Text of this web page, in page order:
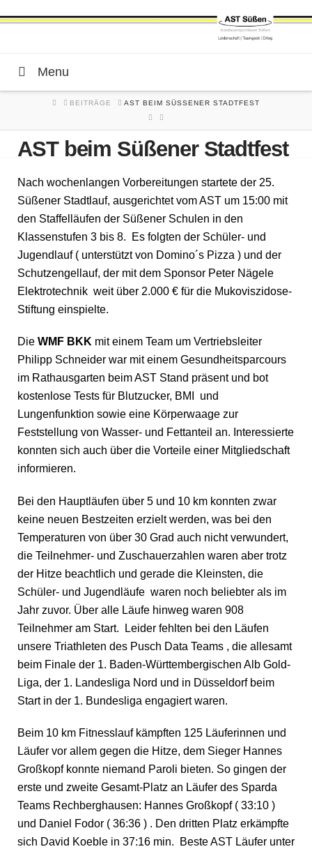
Menu
HOMEBEITRÄGE AST BEIM SÜSSENER STADTFEST
AST beim Süßener Stadtfest
Nach wochenlangen Vorbereitungen startete der 25.
Süßener Stadtlauf, ausgerichtet vom AST um 15:00 mit
den Staffelläufen der Süßener Schulen in den
Klassenstufen 3 bis 8. Es folgten der Schüler- und
Jugendlauf ( unterstützt von Domino´s Pizza ) und der
Schutzengellauf, der mit dem Sponsor Peter Nägele
Elektrotechnik weit über 2.000 € für die Mukoviszidose-
Stiftung einspielte.
Die WMF BKK mit einem Team um Vertriebsleiter
Philipp Schneider war mit einem Gesundheitsparcours
im Rathausgarten beim AST Stand präsent und bot
kostenlose Tests für Blutzucker, BMI und
Lungenfunktion sowie eine Körperwaage zur
Feststellung von Wasser- und Fettanteil an. Interessierte
konnten sich auch über die Vorteile einer Mitgliedschaft
informieren.
Bei den Hauptläufen über 5 und 10 km konnten zwar
keine neuen Bestzeiten erzielt werden, was bei den
Temperaturen von über 30 Grad auch nicht verwundert,
die Teilnehmer- und Zuschauerzahlen waren aber trotz
der Hitze beachtlich und gerade die Kleinsten, die
Schüler- und Jugendläufe waren noch beliebter als im
Jahr zuvor. Über alle Läufe hinweg waren 908
Teilnehmer am Start. Leider fehlten bei den Läufen
unsere Triathleten des Pusch Data Teams , die allesamt
beim Finale der 1. Baden-Württembergischen Alb Gold-
Liga, der 1. Landesliga Nord und in Düsseldorf beim
Start in der 1. Bundesliga engagiert waren.
Beim 10 km Fitnesslauf kämpften 125 Läuferinnen und
Läufer vor allem gegen die Hitze, dem Sieger Hannes
Großkopf konnte niemand Paroli bieten. So gingen der
erste und zweite Gesamt-Platz an Läufer des Sparda
Teams Rechberghausen: Hannes Großkopf ( 33:10 )
und Daniel Fodor ( 36:36 ) . Den dritten Platz erkämpfte
sich David Koeble in 37:16 min. Beste AST Läufer unter